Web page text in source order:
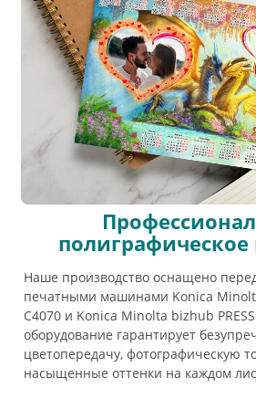
полиграфическое
Наше производство оснащено
печатными машинами Konica
C4070 и Konica Minolta bizhub
оборудование гарантирует
цветопередачу, фотографическую
насыщенные оттенки на каждом